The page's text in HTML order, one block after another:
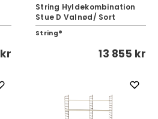
String Hyldekombination
Stue D Valnød/ Sort
String®
13 855 kr